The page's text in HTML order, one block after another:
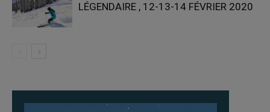
LÉGENDAIRE , 12-13-14 FÉVRIER 2020